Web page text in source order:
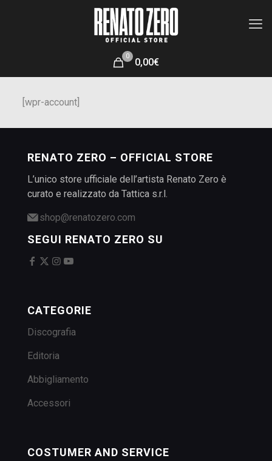
0
0,00€
[wpr-account]
RENATO ZERO – OFFICIAL STORE
L’unico store ufficiale dell’artista Renato Zero è
curato e realizzato da Tattica s.r.l.
shop@renatozero.com
SEGUI RENATO ZERO SU
CATEGORIE
Discografia
Editoria
Abbigliamento
Accessori
COSTUMER AND SERVICE